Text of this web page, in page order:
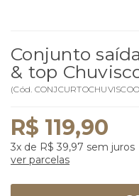
Conjunto
& top
(Cód.
R$ 119,90
3x de R$ 39,97 sem juros
ver parcelas